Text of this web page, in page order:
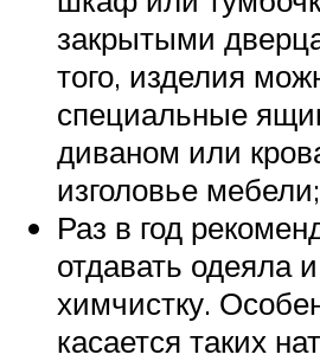
закрытыми
того, изделия
специальные
диваном или
изголовье мебели;
Раз в год
отдавать одеяла
химчистку.
касается таких